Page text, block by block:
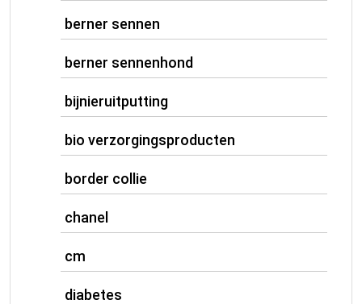
berner sennen
berner sennenhond
bijnieruitputting
bio verzorgingsproducten
border collie
chanel
cm
diabetes